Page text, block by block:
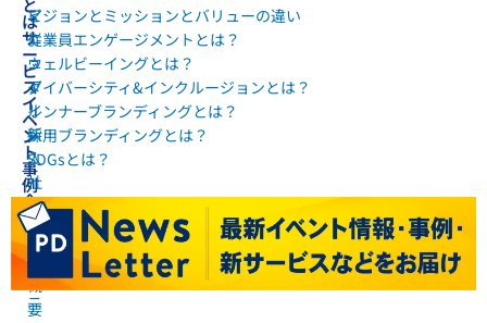
と
は
サ
ー
ビ
ス
イ
ベ
ン
ト
事
例
企
業
会
概
要
マ
ニ
ュ
ア
ル
新
入
社
員
研
修
マ
ニ
ビジョンとミッションとバリューの違い
従業員エンゲージメントとは？
ウェルビーイングとは？
ダイバーシティ&インクルージョンとは？
インナーブランディングとは？
採用ブランディングとは？
SDGsとは？